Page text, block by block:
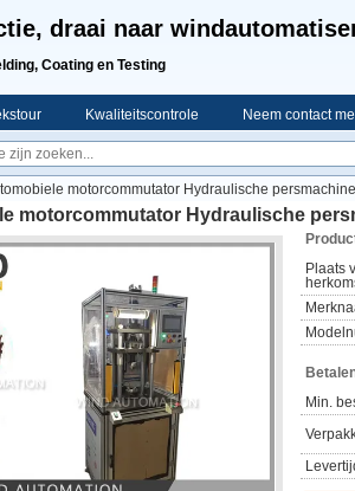
draai naar
Coating en Testing
Kwaliteitscontrole Neem contact
motorcommutator Hydraulische
motorcommutator Hydraulische
Plaats
Min.